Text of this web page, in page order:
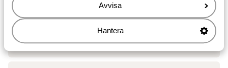
Avvisa
Hantera
Hotel Salzburgerhof
People’s Hotel